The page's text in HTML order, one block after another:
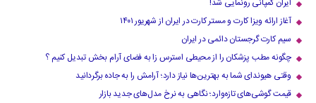
ایران کمپانی رونمایی شد!
آغاز ارائه ویزا کارت و مستر کارت در ایران از شهریور ۱۴۰۱
سیم کارت گرجستان دائمی در ایران
چگونه مطب پزشکان را از محیطی استرس زا به فضای آرام بخش تبدیل کنیم ؟
وقتی هیوندای شما به بهترین‌ها نیاز دارد؛ آرامش را به جاده برگردانید
قیمت گوشی‌های تازه‌وارد؛ نگاهی به نرخ مدل‌های جدید بازار